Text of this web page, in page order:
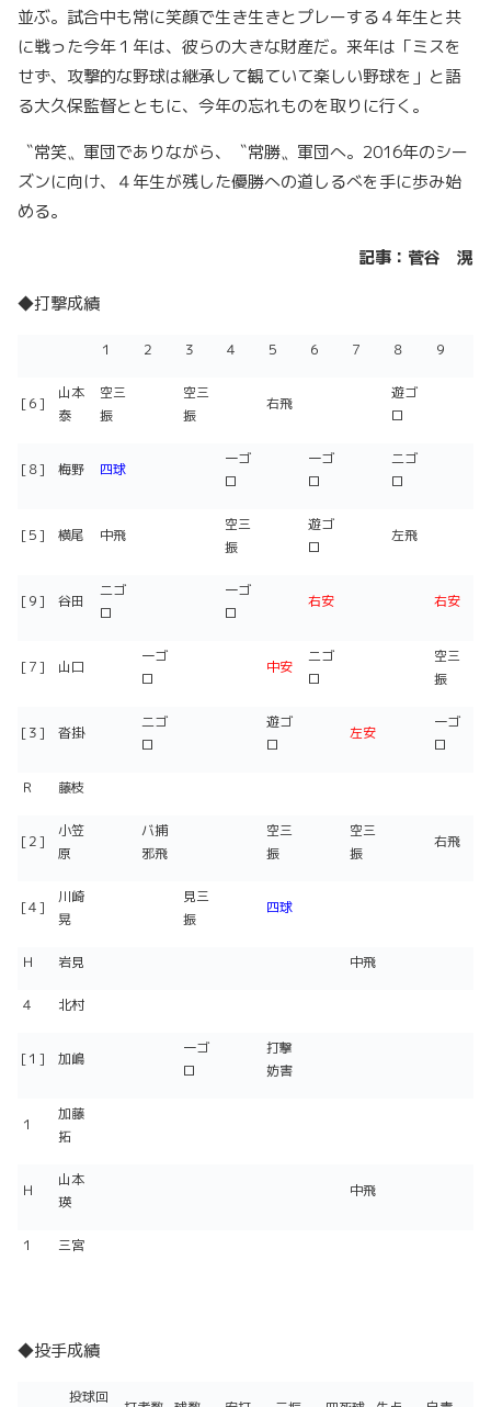
並ぶ。試合中も常に笑顔で生き生きとプレーする４年生と共
に戦った今年１年は、彼らの大きな財産だ。来年は「ミスを
せず、攻撃的な野球は継承して観ていて楽しい野球を」と語
る大久保監督とともに、今年の忘れものを取りに行く。
〝常笑〟軍団でありながら、〝常勝〟軍団へ。2016年のシー
ズンに向け、４年生が残した優勝への道しるべを手に歩み始
める。
記事：菅谷 滉
◆打撃成績
１ ２ ３ ４ ５ ６ ７ ８ ９
[６]
山本
泰
空三
振
空三
振
右飛
遊ゴ
ロ
[８] 梅野 四球
一ゴ
ロ
一ゴ
ロ
二ゴ
ロ
[５] 横尾 中飛
空三
振
遊ゴ
ロ
左飛
[９] 谷田
二ゴ
ロ
一ゴ
ロ
右安 右安
[７] 山口
一ゴ
ロ
中安
二ゴ
ロ
空三
振
[３] 沓掛
二ゴ
ロ
遊ゴ
ロ
左安
一ゴ
ロ
Ｒ 藤枝
[２]
小笠
原
バ捕
邪飛
空三
振
空三
振
右飛
[４]
川崎
晃
見三
振
四球
Ｈ 岩見 中飛
４ 北村
[１] 加嶋
一ゴ
ロ
打撃
妨害
１
加藤
拓
Ｈ
山本
瑛
中飛
１ 三宮
◆投手成績
投球回